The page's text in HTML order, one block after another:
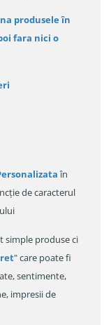
produsele în
fara nici o
în
de caracterul
simple produse ci
" care poate fi
sentimente,
impresii de